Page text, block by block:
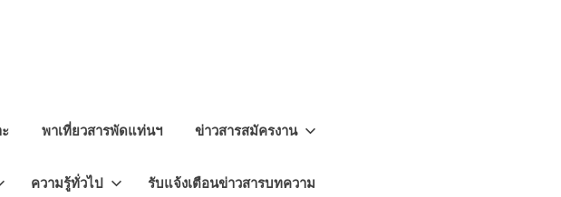
พาเที่ยวสารพัดแท่นฯ ข่าวสารสมัครงาน
ความรู้ทั่วไป รับแจ้งเตือนข่าวสารบทความ